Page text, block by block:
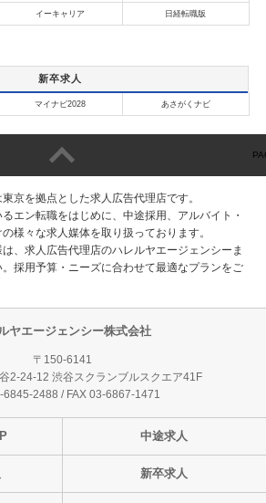
イーキャリア 日経転職版
新卒求人
マイナビ2028 あさがくナビ
京を拠点とした求人広告代理店です。
エン転職をはじめに、中途採用、アルバイト・
様々な求人媒体を取り扱っております。
、求人広告代理店のハレルヤエージェンシーま
採用予算・ニーズに合わせて最適なプランをご
ヤエージェンシー株式会社
〒150-6141
2-24-12 渋谷スクランブルスクエア41F
6845-2488 / FAX 03-6867-1471
中途求人
新卒求人